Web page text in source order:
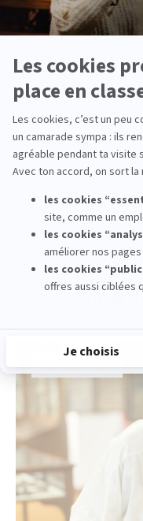
du domaine de la
dans ce monde
. Je pense
festivals, il faut être
et surtout toujours
: quand on veut, on peut !
Hellfest 2025
‹ Actualité
Voir
Pluridisciplinaire